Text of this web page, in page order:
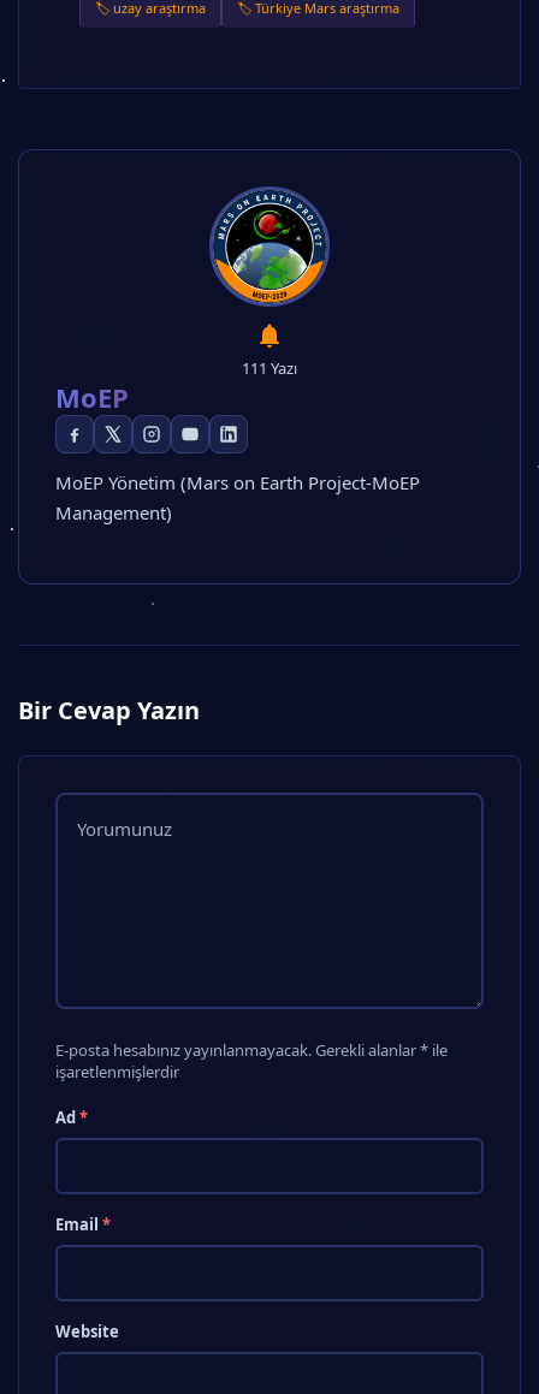
🏷️ uzay araştırma
🏷️ Türkiye Mars araştırma
111 Yazı
MoEP
MoEP Yönetim (Mars on Earth Project-MoEP
Management)
Bir Cevap Yazın
E-posta hesabınız yayınlanmayacak. Gerekli alanlar * ile
işaretlenmişlerdir
Ad*
Email *
Website